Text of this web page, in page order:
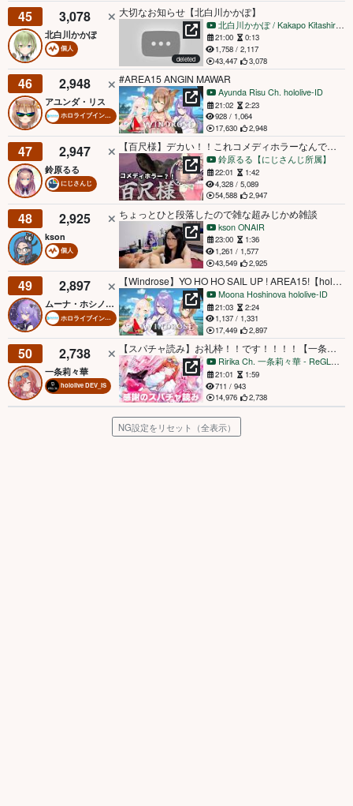
45 3,078
北白川かかぽ
個人
大切なお知らせ【北白川かかぽ】
deleted
北白川かかぽ / Kakapo Kitashirakawa
21:00
0:13
1,758 / 2,117
43,447
3,078
46 2,948
アユンダ・リス
ホロライブインドネシア
#AREA15 ANGIN MAWAR
Ayunda Risu Ch. hololive-ID
21:02
2:23
928 / 1,064
17,630
2,948
47 2,947
鈴原るる
にじさんじ
【百尺様】デカい！！これコメディホラーなんですか・・？！！【鈴原るる/にじさんじ】
鈴原るる【にじさんじ所属】
22:01
1:42
4,328 / 5,089
54,588
2,947
48 2,925
kson
個人
ちょっとひと段落したので雑な超みじかめ雑談
kson ONAIR
23:00
1:36
1,261 / 1,577
43,549
2,925
49 2,897
ムーナ・ホシノヴァ
ホロライブインドネシア
【Windrose】YO HO HO SAIL UP ! AREA15!【hololive | moona】
Moona Hoshinova hololive-ID
21:03
2:24
1,137 / 1,331
17,449
2,897
50 2,738
一条莉々華
hololive DEV_IS
【スパチャ読み】お礼枠！！です！！！！【一条莉々華/hololive DEV_IS ReGLOSS】
Ririka Ch. 一条莉々華 ‐ ReGLOSS
21:01
1:59
711 / 943
14,976
2,738
NG設定をリセット（全表示）